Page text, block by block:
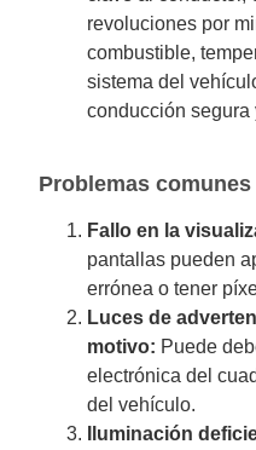
revoluciones por
combustible,
sistema del
conducción segura
Problemas comunes
Fallo en la
pantallas pueden
errónea o tener
Luces de
motivo: Puede
electrónica del
del vehículo.
Iluminación